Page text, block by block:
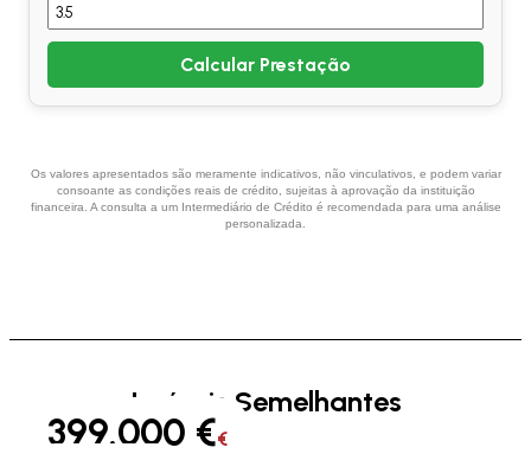
Calcular Prestação
Os valores apresentados são meramente indicativos, não vinculativos, e podem variar
consoante as condições reais de crédito, sujeitas à aprovação da instituição
financeira. A consulta a um Intermediário de Crédito é recomendada para uma análise
personalizada.
Imóveis Semelhantes
399.000 €€